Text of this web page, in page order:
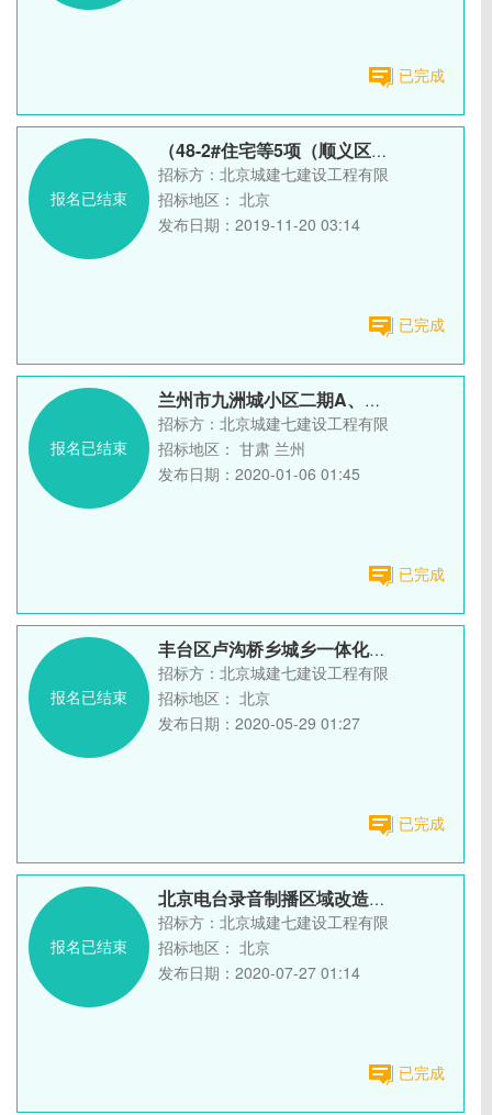
已完成
报名已结束
（48-2#住宅等5项（顺义区仁和镇临河村棚户区改造土地开...
招标方：北京城建七建设工程有限公司
招标地区： 北京
发布日期：2019-11-20 03:14
已完成
报名已结束
兰州市九洲城小区二期A、B区工程 需用 铝模招标
招标方：北京城建七建设工程有限公司
招标地区： 甘肃 兰州
发布日期：2020-01-06 01:45
已完成
报名已结束
丰台区卢沟桥乡城乡一体化周庄子村旧村改造木材招标
招标方：北京城建七建设工程有限公司
招标地区： 北京
发布日期：2020-05-29 01:27
已完成
报名已结束
北京电台录音制播区域改造项目 需用 成品钢制隔音门招标
招标方：北京城建七建设工程有限公司
招标地区： 北京
发布日期：2020-07-27 01:14
已完成